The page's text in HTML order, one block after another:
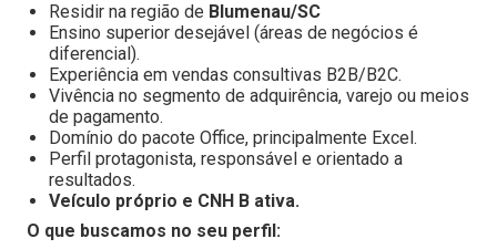
Residir na região de Blumenau/SC
Ensino superior desejável (áreas de negócios é
diferencial).
Experiência em vendas consultivas B2B/B2C.
Vivência no segmento de adquirência, varejo ou meios
de pagamento.
Domínio do pacote Office, principalmente Excel.
Perfil protagonista, responsável e orientado a
resultados.
Veículo próprio e CNH B ativa.
O que buscamos no seu perfil: